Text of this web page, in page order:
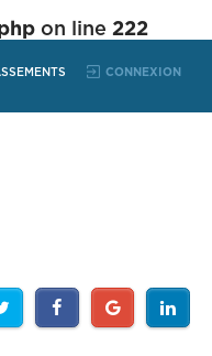
on line 222
CONNEXION